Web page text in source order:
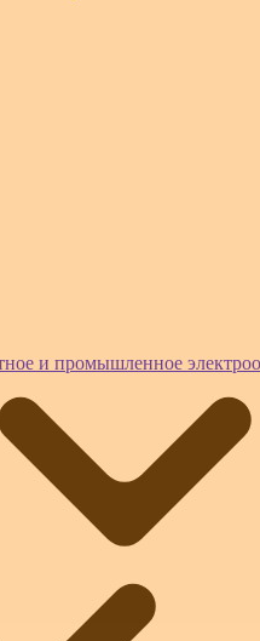
и промышленное